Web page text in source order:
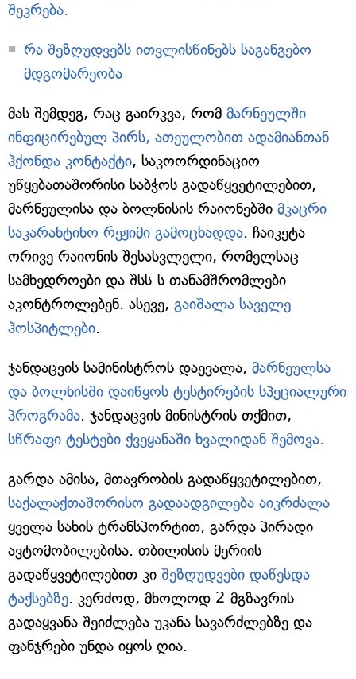
შეკრება.
რა შეზღუდვებს ითვლისწინებს საგანგებო
მდგომარეობა
მას შემდეგ, რაც გაირკვა, რომ მარნეულში
ინფიცირებულ პირს, ათეულობით ადამიანთან
ჰქონდა კონტაქტი, საკოორდინაციო
უწყებათაშორისი საბჭოს გადაწყვეტილებით,
მარნეულისა და ბოლნისის რაიონებში მკაცრი
საკარანტინო რეჟიმი გამოცხადდა. ჩაიკეტა
ორივე რაიონის შესასვლელი, რომელსაც
სამხედროები და შსს-ს თანამშრომლები
აკონტროლებენ. ასევე, გაიშალა საველე
ჰოსპიტლები.
ჯანდაცვის სამინისტროს დაევალა, მარნეულსა
და ბოლნისში დაიწყოს ტესტირების სპეციალური
პროგრამა. ჯანდაცვის მინისტრის თქმით,
სწრაფი ტესტები ქვეყანაში ხვალიდან შემოვა.
გარდა ამისა, მთავრობის გადაწყვეტილებით,
საქალაქთაშორისო გადაადგილება აიკრძალა
ყველა სახის ტრანსპორტით, გარდა პირადი
ავტომობილებისა. თბილისის მერიის
გადაწყვეტილებით კი შეზღუდვები დაწესდა
ტაქსებზე. კერძოდ, მხოლოდ 2 მგზავრის
გადაყვანა შეიძლება უკანა სავარძლებზე და
ფანჯრები უნდა იყოს ღია.